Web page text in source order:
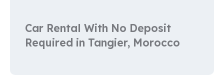
Car Rental With No Deposit
Required in Tangier, Morocco